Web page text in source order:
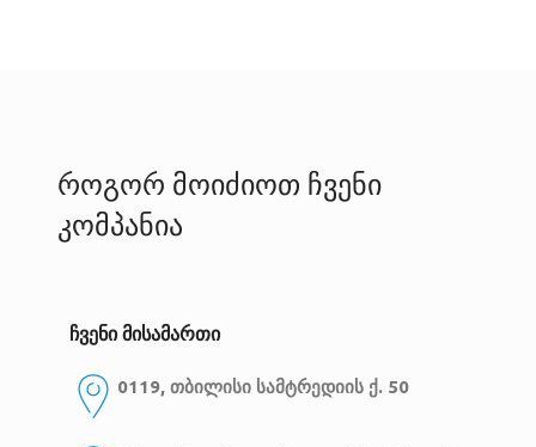
როგორ მოიძიოთ ჩვენი
კომპანია
ჩვენი მისამართი
0119, თბილისი სამტრედიის ქ. 50